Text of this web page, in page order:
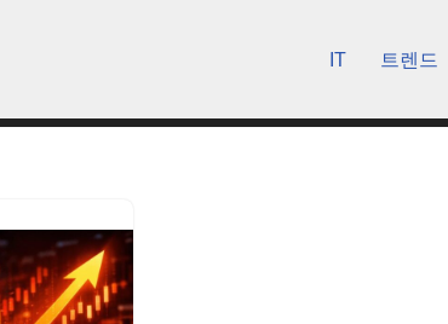
IT 트렌드